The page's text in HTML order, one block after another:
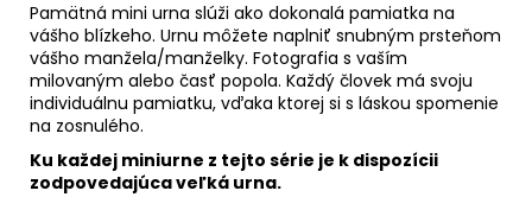
Pamätná mini urna slúži ako dokonalá pamiatka na
vášho blízkeho. Urnu môžete naplniť snubným prsteňom
vášho manžela/manželky. Fotografia s vaším
milovaným alebo časť popola. Každý človek má svoju
individuálnu pamiatku, vďaka ktorej si s láskou spomenie
na zosnulého.
Ku každej miniurne z tejto série je k dispozícii
zodpovedajúca veľká urna.